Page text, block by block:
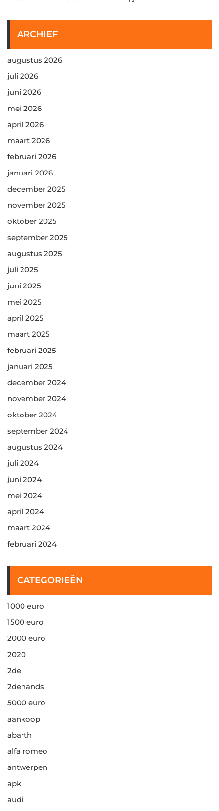
ARCHIEF
augustus 2026
juli 2026
juni 2026
mei 2026
april 2026
maart 2026
februari 2026
januari 2026
december 2025
november 2025
oktober 2025
september 2025
augustus 2025
juli 2025
juni 2025
mei 2025
april 2025
maart 2025
februari 2025
januari 2025
december 2024
november 2024
oktober 2024
september 2024
augustus 2024
juli 2024
juni 2024
mei 2024
april 2024
maart 2024
februari 2024
CATEGORIEËN
1000 euro
1500 euro
2000 euro
2020
2de
2dehands
5000 euro
aankoop
abarth
alfa romeo
antwerpen
apk
audi